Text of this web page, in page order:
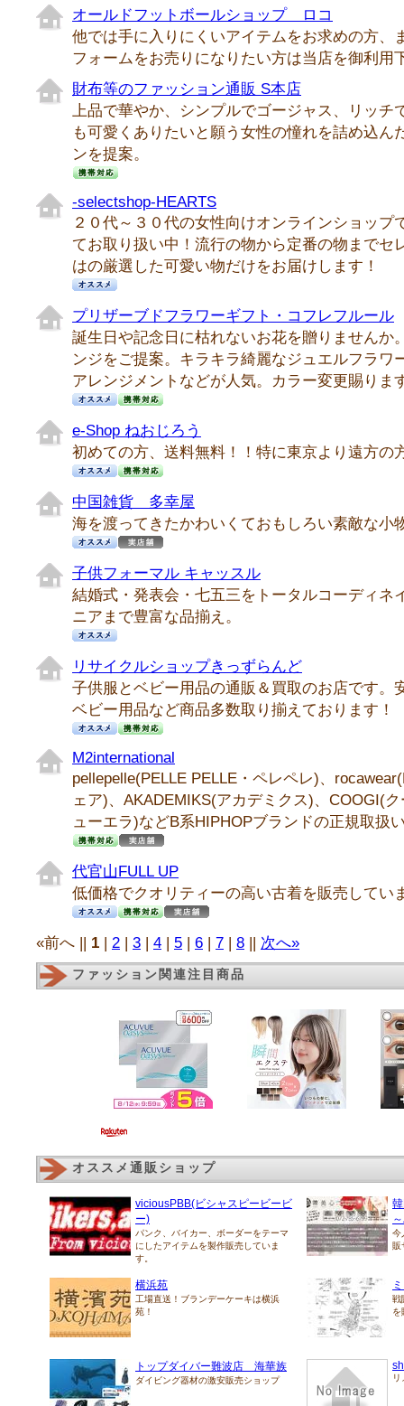
オールドフットボールショップ ロコ
他では手に入りにくいアイテムをお求めの方、
フォームをお売りになりたい方は当店を御利用
財布等のファッション通販 S本店
上品で華やか、シンプルでゴージャス、リッチ
も可愛くありたいと願う女性の憧れを詰め込ん
ンを提案。
-selectshop-HEARTS
２０代～３０代の女性向けオンラインショップ
てお取り扱い中！流行の物から定番の物までセ
はの厳選した可愛い物だけをお届けします！
プリザーブドフラワーギフト・コフレフルール
誕生日や記念日に枯れないお花を贈りませんか
ンジをご提案。キラキラ綺麗なジュエルフラワ
アレンジメントなどが人気。カラー変更賜りま
e-Shop ねおじろう
初めての方、送料無料！！特に東京より遠方の
中国雑貨 多幸屋
海を渡ってきたかわいくておもしろい素敵な小
子供フォーマル キャッスル
結婚式・発表会・七五三をトータルコーディネ
ニアまで豊富な品揃え。
リサイクルショップきっずらんど
子供服とベビー用品の通販＆買取のお店です。
ベビー用品など商品多数取り揃えております！
M2international
pellepelle(PELLE PELLE・ペレペレ)、
ェア)、AKADEMIKS(アカデミクス)、COOGI(
ューエラ)などB系HIPHOPブランドの正規取扱
代官山FULL UP
低価格でクオリティーの高い古着を販売してい
«前へ || 1 | 2 | 3 | 4 | 5 | 6 | 7 | 8 || 次へ»
ファッション関連注目商品
オススメ通販ショップ
viciousPBB(ビシャスピービービ
ー)
パンク、バイカー、ボーダーをテーマ
にしたアイテムを製作販売していま
す。
今
販
横浜苑
工場直送！ブランデーケーキは横浜
苑！
戦
を
トップダイバー難波店 海華族
ダイビング器材の激安販売ショップ